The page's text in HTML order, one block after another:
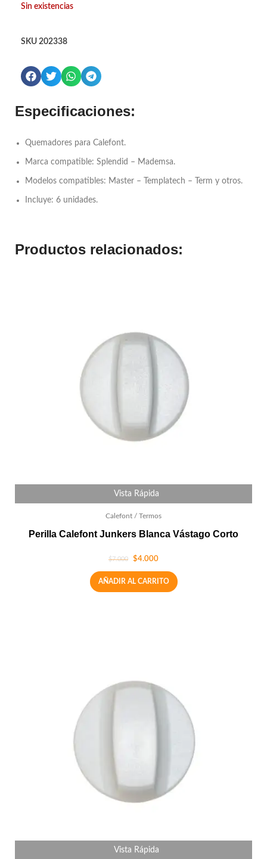
Sin existencias
SKU 202338
Especificaciones:
Quemadores para Calefont.
Marca compatible: Splendid – Mademsa.
Modelos compatibles: Master – Templatech – Term y otros.
Incluye: 6 unidades.
Productos relacionados:
Vista Rápida
Calefont / Termos
Perilla Calefont Junkers Blanca Vástago Corto
$7.000 $4.000
AÑADIR AL CARRITO
Vista Rápida